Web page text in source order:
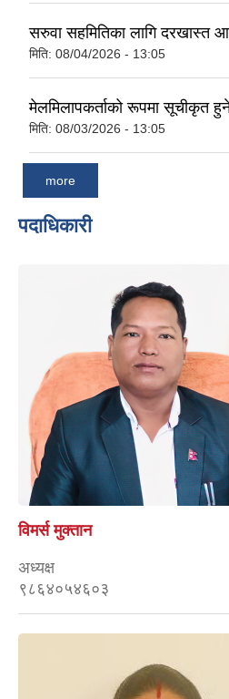
सरुवा सहमितिका लागि दरखास्त
मिति: 08/04/2026 - 13:05
मेलमिलापकर्ताको रूपमा सूचीकृत
मिति: 08/03/2026 - 13:05
more
पदाधिकारी
विमर्स मुक्तान
अध्यक्ष
९८६४०५४६०३